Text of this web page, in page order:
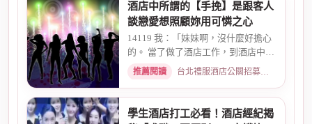
酒店中所謂的【手挽】是跟客人
談戀愛想照顧妳用可憐之心
14119 我：「妹妹啊，沒什麼好擔心
的。 當了做了酒店工作，到酒店中，
還有兩個機會 一個是單純、...
推薦閱讀 台北禮服酒店公關招募：兼職工作內容與薪資規範 · 2026-01-08
學生酒店打工必看！酒店經紀揭